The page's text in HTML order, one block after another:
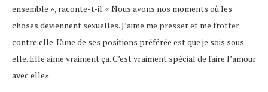
ensemble », raconte-t-il. « Nous avons nos moments où les
choses deviennent sexuelles. J’aime me presser et me frotter
contre elle. L’une de ses positions préférée est que je sois sous
elle. Elle aime vraiment ça. C’est vraiment spécial de faire l’amour
avec elle».